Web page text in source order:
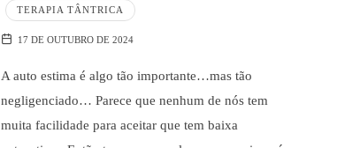
TERAPIA TÂNTRICA
17 DE OUTUBRO DE 2024
A auto estima é algo tão importante…mas tão
negligenciado… Parece que nenhum de nós tem
muita facilidade para aceitar que tem baixa